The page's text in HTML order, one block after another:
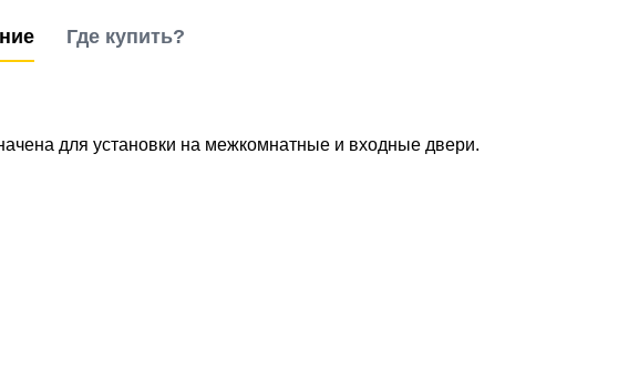
Где купить?
для установки на межкомнатные и входные двери.